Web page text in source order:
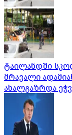
ტაილანდში
მრავალი
ახალგაზრდა